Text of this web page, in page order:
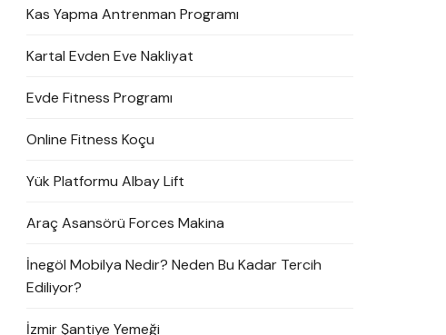
Kas Yapma Antrenman Programı
Kartal Evden Eve Nakliyat
Evde Fitness Programı
Online Fitness Koçu
Yük Platformu Albay Lift
Araç Asansörü Forces Makina
İnegöl Mobilya Nedir? Neden Bu Kadar Tercih
Ediliyor?
İzmir Şantiye Yemeği